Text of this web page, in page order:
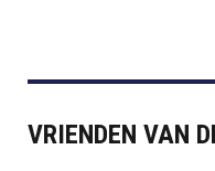
VRIENDEN VAN